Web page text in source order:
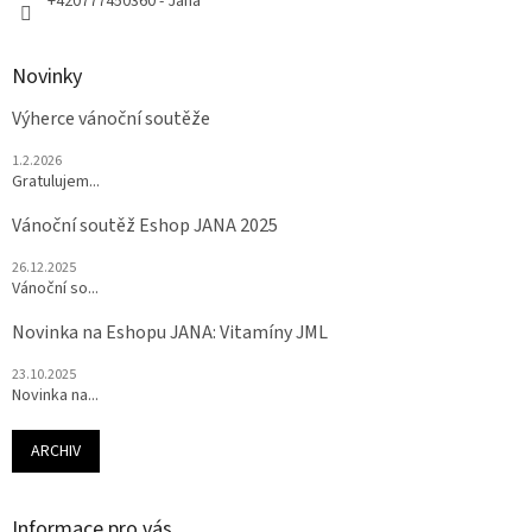
Novinky
Výherce vánoční soutěže
1.2.2026
Gratulujem...
Vánoční soutěž Eshop JANA 2025
26.12.2025
Vánoční so...
Novinka na Eshopu JANA: Vitamíny JML
23.10.2025
Novinka na...
ARCHIV